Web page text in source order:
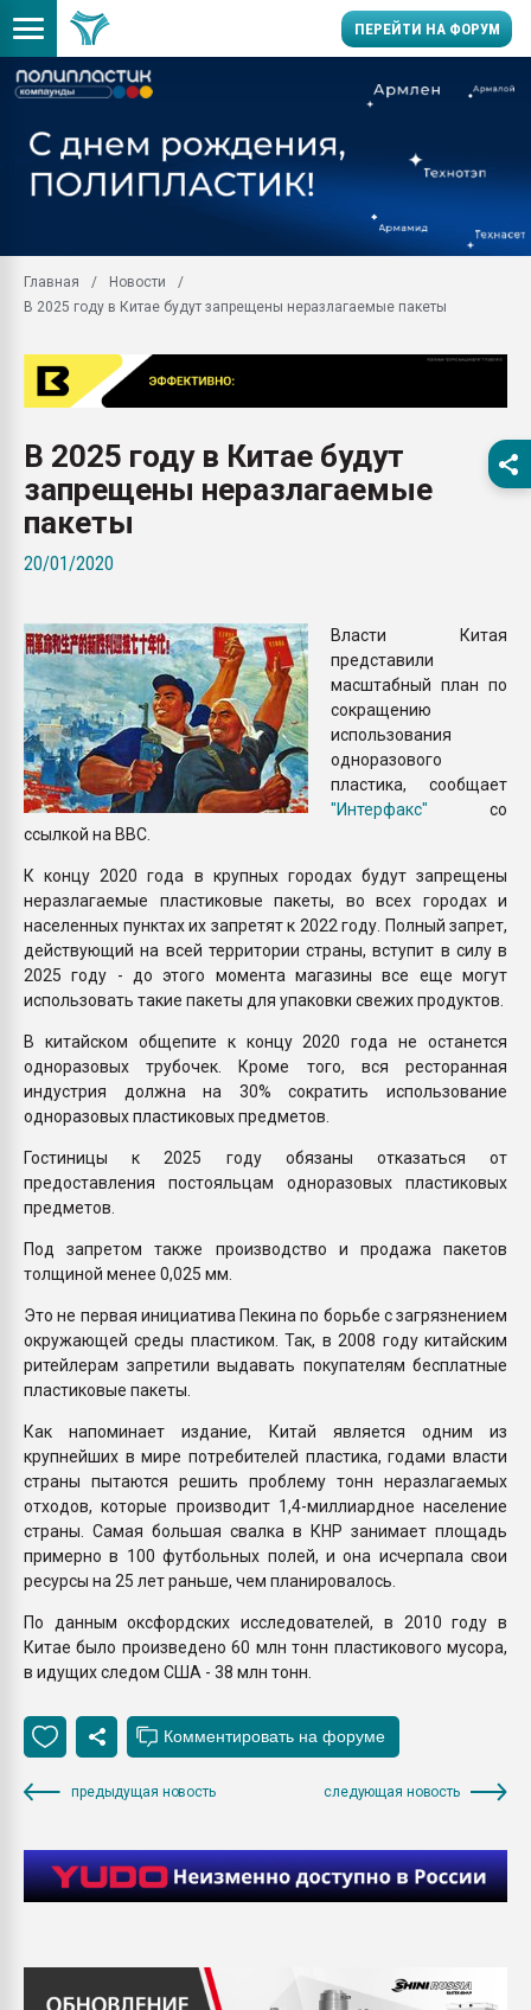
ПЕРЕЙТИ НА ФОРУМ
заводу пластмасс"
28.07.2026
пластмасс
28.07.2026
ПЕРЕЙТИ НА
Главная
Новости
В 2025 году в Китае будут запрещены неразлагаемые пакеты
В 2025 году в Китае будут
запрещены неразлагаемые
пакеты
20/01/2020
Власти Китая
представили
масштабный план по
сокращению
использования
одноразового
пластика, сообщает
"Интерфакс" со
ссылкой на BBC.
К концу 2020 года в крупных городах будут запрещены
неразлагаемые пластиковые пакеты, во всех городах и
населенных пунктах их запретят к 2022 году. Полный запрет,
действующий на всей территории страны, вступит в силу в
2025 году - до этого момента магазины все еще могут
использовать такие пакеты для упаковки свежих продуктов.
В китайском общепите к концу 2020 года не останется
одноразовых трубочек. Кроме того, вся ресторанная
индустрия должна на 30% сократить использование
одноразовых пластиковых предметов.
Гостиницы к 2025 году обязаны отказаться от
предоставления постояльцам одноразовых пластиковых
предметов.
Под запретом также производство и продажа пакетов
толщиной менее 0,025 мм.
Это не первая инициатива Пекина по борьбе с загрязнением
окружающей среды пластиком. Так, в 2008 году китайским
ритейлерам запретили выдавать покупателям бесплатные
пластиковые пакеты.
Как напоминает издание, Китай является одним из
крупнейших в мире потребителей пластика, годами власти
страны пытаются решить проблему тонн неразлагаемых
отходов, которые производит 1,4-миллиардное население
страны. Самая большая свалка в КНР занимает площадь
примерно в 100 футбольных полей, и она исчерпала свои
ресурсы на 25 лет раньше, чем планировалось.
По данным оксфордских исследователей, в 2010 году в
Китае было произведено 60 млн тонн пластикового мусора,
в идущих следом США - 38 млн тонн.
предыдущая новость следующая новость